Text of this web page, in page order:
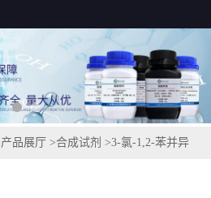
产品展厅 >合成试剂 >3-氯-1,2-苯并异